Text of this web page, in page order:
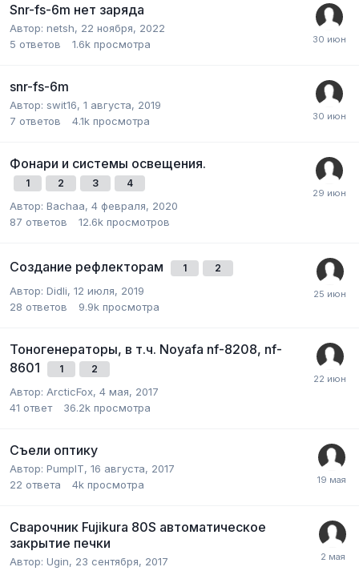
Snr-fs-6m нет заряда
Автор: netsh, 22 ноября, 2022
5 ответов 1.6k просмотра
snr-fs-6m
Автор: swit16, 1 августа, 2019
7 ответов 4.1k просмотра
Фонари и системы освещения.
1 2 3 4
Автор: Bachaa, 4 февраля, 2020
87 ответов 12.6k просмотров
Создание рефлекторам 1 2
Автор: Didli, 12 июля, 2019
28 ответов 9.9k просмотра
Тоногенераторы, в т.ч. Noyafa nf-8208, nf-
8601
1 2
Автор: ArcticFox, 4 мая, 2017
41 ответ 36.2k просмотра
Съели оптику
Автор: PumpIT, 16 августа, 2017
22 ответа 4k просмотра
Сварочник Fujikura 80S автоматическое
закрытие печки
Автор: Ugin, 23 сентября, 2017